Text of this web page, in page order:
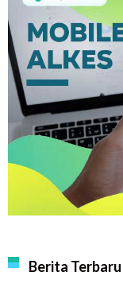
Berita Terbaru